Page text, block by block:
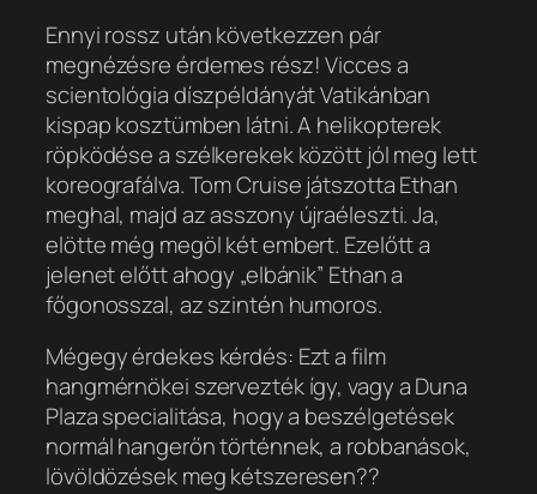
Ennyi rossz után következzen pár
megnézésre érdemes rész! Vicces a
scientológia díszpéldányát Vatikánban
kispap kosztümben látni. A helikopterek
röpködése a szélkerekek között jól meg lett
koreografálva. Tom Cruise játszotta Ethan
meghal, majd az asszony újraéleszti. Ja,
elötte még megöl két embert. Ezelőtt a
jelenet előtt ahogy „elbánik” Ethan a
főgonosszal, az szintén humoros.
Mégegy érdekes kérdés: Ezt a film
hangmérnökei szervezték így, vagy a Duna
Plaza specialitása, hogy a beszélgetések
normál hangerőn történnek, a robbanások,
lövöldözések meg kétszeresen??